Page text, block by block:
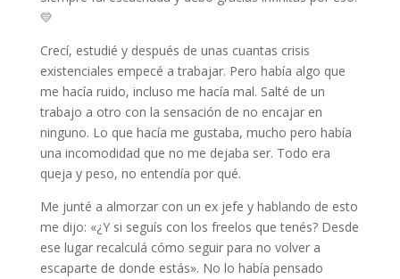
💛
Crecí, estudié y después de unas cuantas crisis
existenciales empecé a trabajar. Pero había algo que
me hacía ruido, incluso me hacía mal. Salté de un
trabajo a otro con la sensación de no encajar en
ninguno. Lo que hacía me gustaba, mucho pero había
una incomodidad que no me dejaba ser. Todo era
queja y peso, no entendía por qué.
Me junté a almorzar con un ex jefe y hablando de esto
me dijo: «¿Y si seguís con los freelos que tenés? Desde
ese lugar recalculá cómo seguir para no volver a
escaparte de donde estás». No lo había pensado